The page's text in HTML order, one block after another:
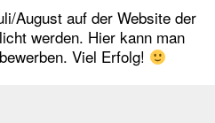
August auf der Website der
werden. Hier kann man
Viel Erfolg!